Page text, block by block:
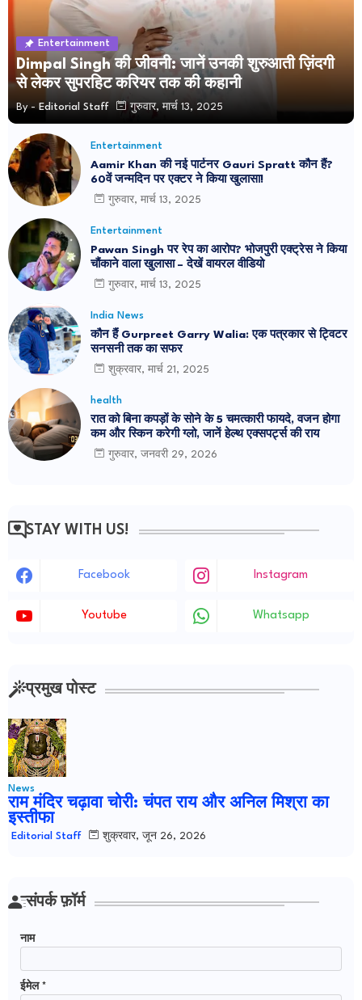
Entertainment
Dimpal Singh की जीवनी: जानें उनकी शुरुआती ज़िंदगी
से लेकर सुपरहिट करियर तक की कहानी
By - Editorial Staff गुरुवार, मार्च 13, 2025
Entertainment
Aamir Khan की नई पार्टनर Gauri Spratt कौन हैं?
60वें जन्मदिन पर एक्टर ने किया खुलासा!
गुरुवार, मार्च 13, 2025
Entertainment
Pawan Singh पर रेप का आरोप? भोजपुरी एक्ट्रेस ने किया
चौंकाने वाला खुलासा – देखें वायरल वीडियो
गुरुवार, मार्च 13, 2025
India News
कौन हैं Gurpreet Garry Walia: एक पत्रकार से ट्विटर
सनसनी तक का सफर
शुक्रवार, मार्च 21, 2025
health
रात को बिना कपड़ों के सोने के 5 चमत्कारी फायदे, वजन होगा
कम और स्किन करेगी ग्लो, जानें हेल्थ एक्सपर्ट्स की राय
गुरुवार, जनवरी 29, 2026
STAY WITH US!
Facebook Instagram
Youtube Whatsapp
प्रमुख पोस्ट
News
राम मंदिर चढ़ावा चोरी: चंपत राय और अनिल मिश्रा का
इस्तीफा
Editorial Staff शुक्रवार, जून 26, 2026
संपर्क फ़ॉर्म
नाम
ईमेल *